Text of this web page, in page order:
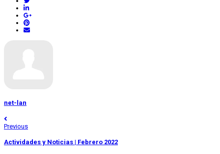
net-lan
Previous
Actividades y Noticias | Febrero 2022